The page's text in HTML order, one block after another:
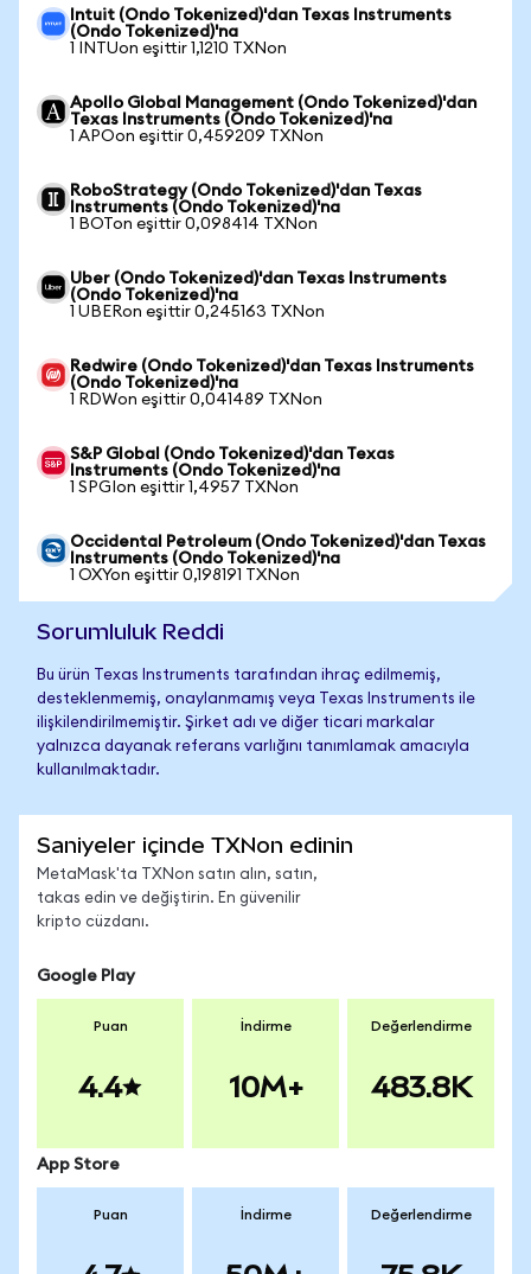
Intuit (Ondo Tokenized)'dan Texas Instruments
(Ondo Tokenized)'na
1 INTUon eşittir 1,1210 TXNon
Apollo Global Management (Ondo Tokenized)'dan
Texas Instruments (Ondo Tokenized)'na
1 APOon eşittir 0,459209 TXNon
RoboStrategy (Ondo Tokenized)'dan Texas
Instruments (Ondo Tokenized)'na
1 BOTon eşittir 0,098414 TXNon
Uber (Ondo Tokenized)'dan Texas Instruments
(Ondo Tokenized)'na
1 UBERon eşittir 0,245163 TXNon
Redwire (Ondo Tokenized)'dan Texas Instruments
(Ondo Tokenized)'na
1 RDWon eşittir 0,041489 TXNon
S&P Global (Ondo Tokenized)'dan Texas
Instruments (Ondo Tokenized)'na
1 SPGIon eşittir 1,4957 TXNon
Occidental Petroleum (Ondo Tokenized)'dan Texas
Instruments (Ondo Tokenized)'na
1 OXYon eşittir 0,198191 TXNon
Sorumluluk Reddi
Bu ürün Texas Instruments tarafından ihraç edilmemiş,
desteklenmemiş, onaylanmamış veya Texas Instruments ile
ilişkilendirilmemiştir. Şirket adı ve diğer ticari markalar
yalnızca dayanak referans varlığını tanımlamak amacıyla
kullanılmaktadır.
Saniyeler içinde TXNon edinin
MetaMask'ta TXNon satın alın, satın,
takas edin ve değiştirin. En güvenilir
kripto cüzdanı.
Google Play
Puan
4.4
İndirme
10M+
Değerlendirme
483.8K
App Store
Puan İndirme Değerlendirme